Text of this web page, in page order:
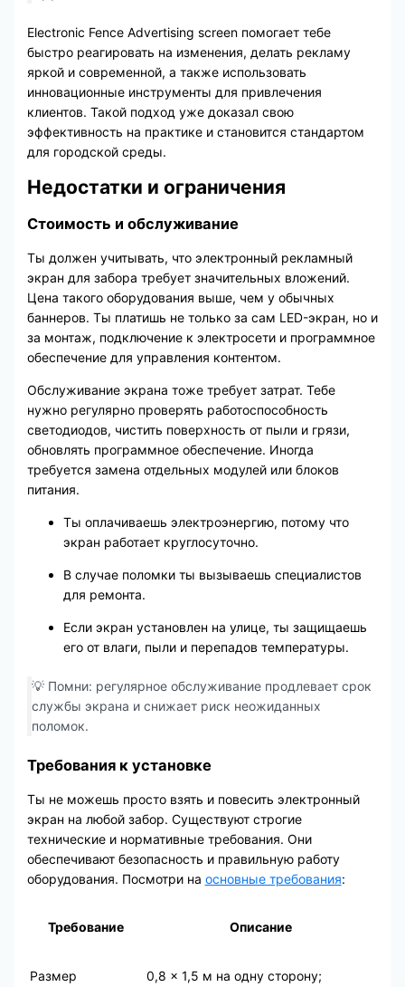
Electronic Fence Advertising screen помогает тебе
быстро реагировать на изменения, делать рекламу
яркой и современной, а также использовать
инновационные инструменты для привлечения
клиентов. Такой подход уже доказал свою
эффективность на практике и становится стандартом
для городской среды.
Недостатки и ограничения
Стоимость и обслуживание
Ты должен учитывать, что электронный рекламный
экран для забора требует значительных вложений.
Цена такого оборудования выше, чем у обычных
баннеров. Ты платишь не только за сам LED-экран, но и
за монтаж, подключение к электросети и программное
обеспечение для управления контентом.
Обслуживание экрана тоже требует затрат. Тебе
нужно регулярно проверять работоспособность
светодиодов, чистить поверхность от пыли и грязи,
обновлять программное обеспечение. Иногда
требуется замена отдельных модулей или блоков
питания.
Ты оплачиваешь электроэнергию, потому что
экран работает круглосуточно.
В случае поломки ты вызываешь специалистов
для ремонта.
Если экран установлен на улице, ты защищаешь
его от влаги, пыли и перепадов температуры.
💡 Помни: регулярное обслуживание продлевает срок
службы экрана и снижает риск неожиданных
поломок.
Требования к установке
Ты не можешь просто взять и повесить электронный
экран на любой забор. Существуют строгие
технические и нормативные требования. Они
обеспечивают безопасность и правильную работу
оборудования. Посмотри на основные требования:
Требование Описание
Размер
0,8 x 1,5 м на одну сторону;